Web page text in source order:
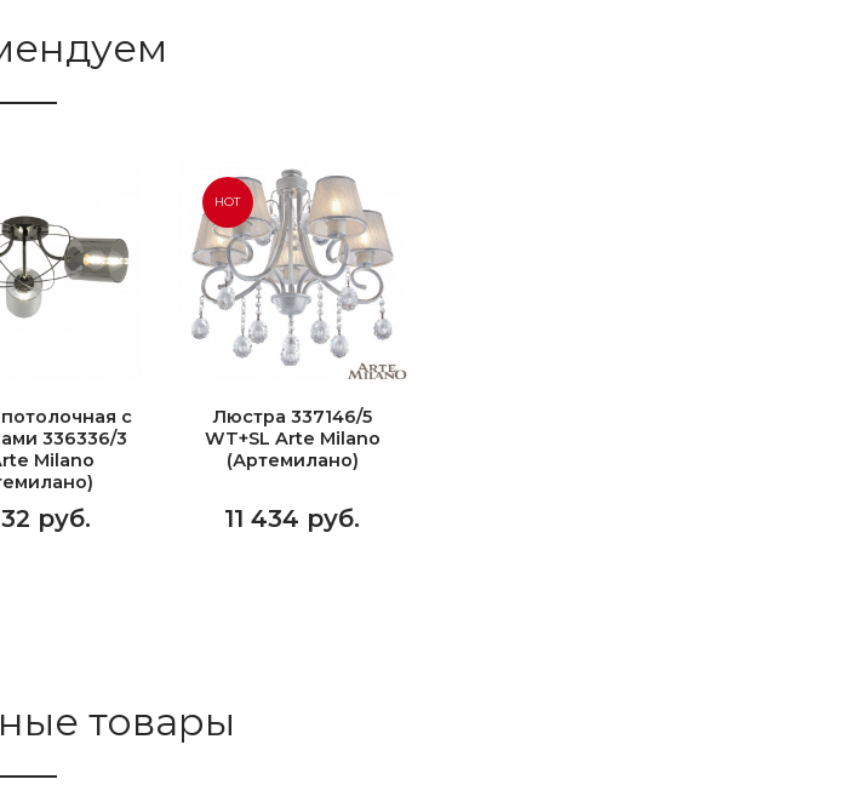
с
336336/3
Milano
руб.
HOT
Люстра 337146/5
WT+SL Arte Milano
(Артемилано)
11 434 руб.
товары